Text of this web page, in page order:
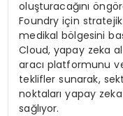
oluşturacağını
Foundry için stratejik
medikal bölgesini
Cloud, yapay zeka
aracı platformunu
teklifler sunarak,
noktaları yapay
sağlıyor.